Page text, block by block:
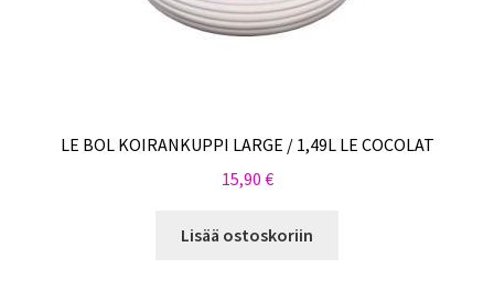
LE BOL KOIRANKUPPI LARGE / 1,49L LE COCOLAT
15,90 €
Lisää ostoskoriin